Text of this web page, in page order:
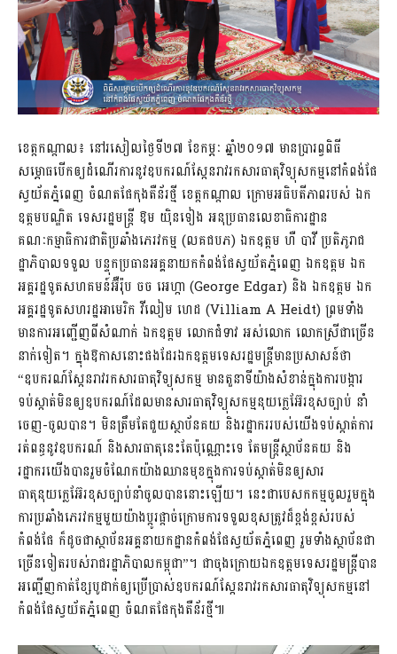
ខេត្តកណ្តាល៖ នៅរសៀលថ្ងៃទី២៧ ខែកម្ភៈ ឆ្នាំ២០១៧ មានប្រារព្វពិធី
សម្ភោធបើកឲ្យដំណើរការនូវឧបករណ៍ស្កែនរាវរកសារធាតុវិទ្យុសកម្មនៅកំពង់ផែ
ស្វយ័តភ្នំពេញ ចំណតផែកុងតឺន័រថ្មី ខេត្តកណ្តាល ក្រោមអធិបតីភាពរបស់ ឯក
ឧត្តមបណ្ឌិត ទេសរដ្ឋមន្ត្រី ឱម យ៉ិនទៀង អនុប្រធានលេខាធិការដ្ឋាន
គណៈកម្មាធិការជាតិប្រឆាំងភេរវកម្ម (លគជបភ) ឯកឧត្តម ហឺ បាវី ប្រតិភូរាជ
ដ្ឋាភិបាលទទួល បន្ទុកប្រធានអគ្គនាយកកំពង់ផែស្វយ័តភ្នំពេញ ឯកឧត្តម ឯក
អគ្គរដ្ឋទូតសហគមន៍អ៊ឺរ៉ុប ចច អេហ្កា (George Edgar) និង ឯកឧត្តម ឯក
អគ្គរដ្ឋទូតសហរដ្ឋអាមេរិក វីលៀម ហេដ (Villiam A Heidt) ព្រមទាំង
មានការអញ្ជើញពីសំណាក់ ឯកឧត្តម លោកជំទាវ អស់លោក លោកស្រីជាច្រើន
នាក់ទៀត។ ក្នុងឱកាសនោះផងដែរឯកឧត្តមទេសរដ្ឋមន្ត្រីមានប្រសាសន៍ថា
“ឧបករណ៍ស្កែនរាវរកសារធាតុវិទ្យុសកម្ម មានតួនាទីយ៉ាងសំខាន់ក្នុងការបង្ការ
ទប់ស្កាត់មិនឲ្យឧបករណ៍ដែលមានសារធាតុវិទ្យុសកម្មនុយក្លេអ៊ែរខុសច្បាប់ នាំ
ចេញ-ចូលបាន។ មិនត្រឹមតែជួយស្ថាប័នគយ និងរដ្ឋាកររបស់យើងទប់ស្កាត់ការ
រត់ពន្ធនូវឧបករណ៍ និងសារធាតុនេះតែប៉ុណ្ណោះទេ តែមន្ត្រីស្ថាប័នគយ និង
រដ្ឋាករយើងបានរួមចំណែកយ៉ាងឈានមុខក្នុងការទប់ស្កាត់មិនឲ្យសារ
ធាតុនុយក្លេអ៊ែរខុសច្បាប់នាំចូលបាននោះឡើយ។ នេះជាបេសកកម្មចូលរួមក្នុង
ការប្រឆាំងភេរវកម្មមួយយ៉ាងប្តូរផ្តាច់ក្រោមការទទួលខុសត្រូវដ៏ខ្ពង់ខ្ពស់របស់
កំពង់ផែ ក៏ដូចជាស្ថាប័នអគ្គនាយកដ្ឋានកំពង់ផែស្វយ័តភ្នំពេញ រួមទាំងស្ថាប័នជា
ច្រើនទៀតរបស់រាជរដ្ឋាភិបាលកម្ពុជា”។ ជាចុងក្រោយឯកឧត្តមទេសរដ្ឋមន្ត្រីបាន
អញ្ជើញកាត់ខ្សែបូដាក់ឲ្យប្រើប្រាស់ឧបករណ៍ស្កែនរាវរកសារធាតុវិទ្យុសកម្មនៅ
កំពង់ផែស្វយ័តភ្នំពេញ ចំណតផែកុងតឺន័រថ្មី៕